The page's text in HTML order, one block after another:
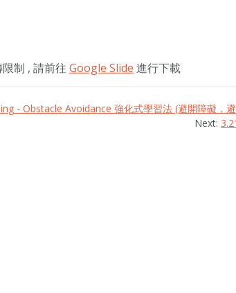
制 , 請前往 Google Slide 進行下載
- Obstacle Avoidance 強化式學習法 (避開障礙，
Next: